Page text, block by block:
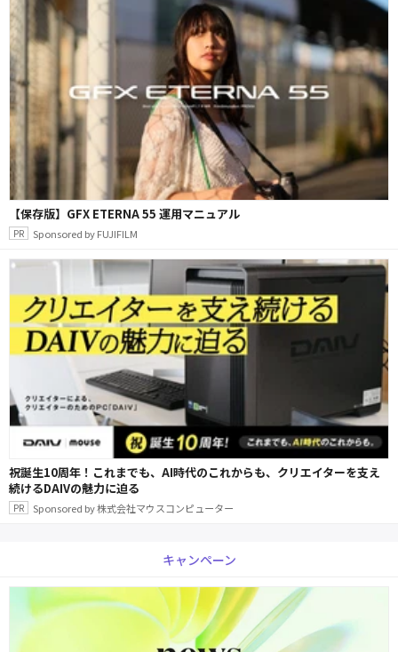
【保存版】GFX ETERNA 55 運用マニュアル
Sponsored by FUJIFILM
祝誕生10周年！これまでも、AI時代のこれからも、クリエイターを支え
続けるDAIVの魅力に迫る
Sponsored by 株式会社マウスコンピューター
キャンペーン